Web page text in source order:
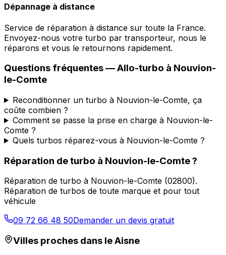
Dépannage à distance
Service de réparation à distance sur toute la France.
Envoyez-nous votre turbo par transporteur, nous le
réparons et vous le retournons rapidement.
Questions fréquentes —Allo-turbo à Nouvion-
le-Comte
Reconditionner un turbo à Nouvion-le-Comte, ça
coûte combien ?
Comment se passe la prise en charge à Nouvion-le-
Comte ?
Quels turbos réparez-vous à Nouvion-le-Comte ?
Réparation de turbo à Nouvion-le-Comte?
Réparation de turbo à Nouvion-le-Comte (02800).
Réparation de turbos de toute marque et pour tout
véhicule
09 72 66 48 50Demander un devis gratuit
Villes proches dans leAisne